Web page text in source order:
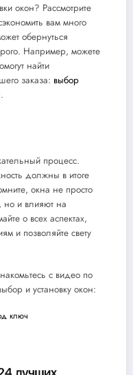
окон? Рассмотрите
вам много
обернуться
Например, можете
найти
заказа: выбор
.
процесс.
должны в итоге
окна не просто
но и влияют на
о всех аспектах,
и позволяйте свету
с видео по
и установку окон:
ключ